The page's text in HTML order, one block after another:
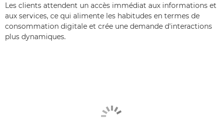
Les clients attendent un accès immédiat aux informations et
aux services, ce qui alimente les habitudes en termes de
consommation digitale et crée une demande d'interactions
plus dynamiques.